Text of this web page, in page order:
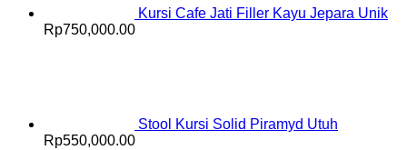
Kursi Cafe Jati Filler Kayu Jepara Unik
Rp750,000.00
Stool Kursi Solid Piramyd Utuh
Rp550,000.00